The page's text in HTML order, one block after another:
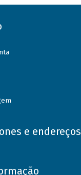
e endereços